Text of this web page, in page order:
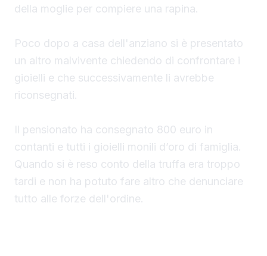
della moglie per compiere una rapina.
Poco dopo a casa dell'anziano si è presentato
un altro malvivente chiedendo di confrontare i
gioielli e che successivamente li avrebbe
riconsegnati.
Il pensionato ha consegnato 800 euro in
contanti e tutti i gioielli monili d’oro di famiglia.
Quando si è reso conto della truffa era troppo
tardi e non ha potuto fare altro che denunciare
tutto alle forze dell'ordine.